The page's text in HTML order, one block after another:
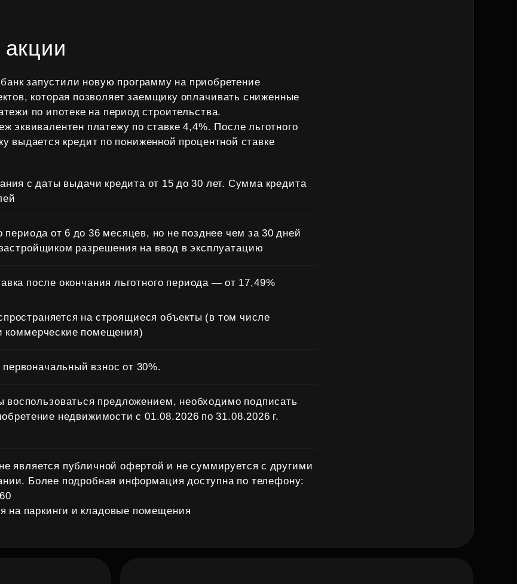
запустили новую программу на приобретение
которая позволяет заемщику оплачивать сниженные
по ипотеке на период строительства.
эквивалентен платежу по ставке 4,4%. После льготного
выдается кредит по пониженной процентной ставке
с даты выдачи кредита от 15 до 30 лет. Сумма кредита
периода от 6 до 36 месяцев, но не позднее чем за 30 дней
разрешения на ввод в эксплуатацию
после окончания льготного периода — от 17,49%
на строящиеся объекты (в том числе
коммерческие помещения)
взнос от 30%.
воспользоваться предложением, необходимо подписать
недвижимости с 01.08.2026 по 31.08.2026 г.
является публичной офертой и не суммируется с другими
Более подробная информация доступна по телефону:
на паркинги и кладовые помещения